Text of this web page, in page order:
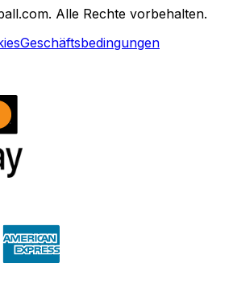
Alle Rechte vorbehalten.
Geschäftsbedingungen